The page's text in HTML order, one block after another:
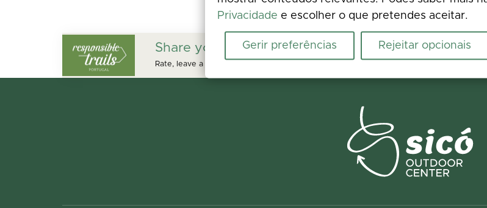
Share your experience
Rate, leave a comment, and add photos. Your feedback improves the information for
Privacidade e escolher o que pretendes aceitar.
Gerir preferências Rejeitar opcionais